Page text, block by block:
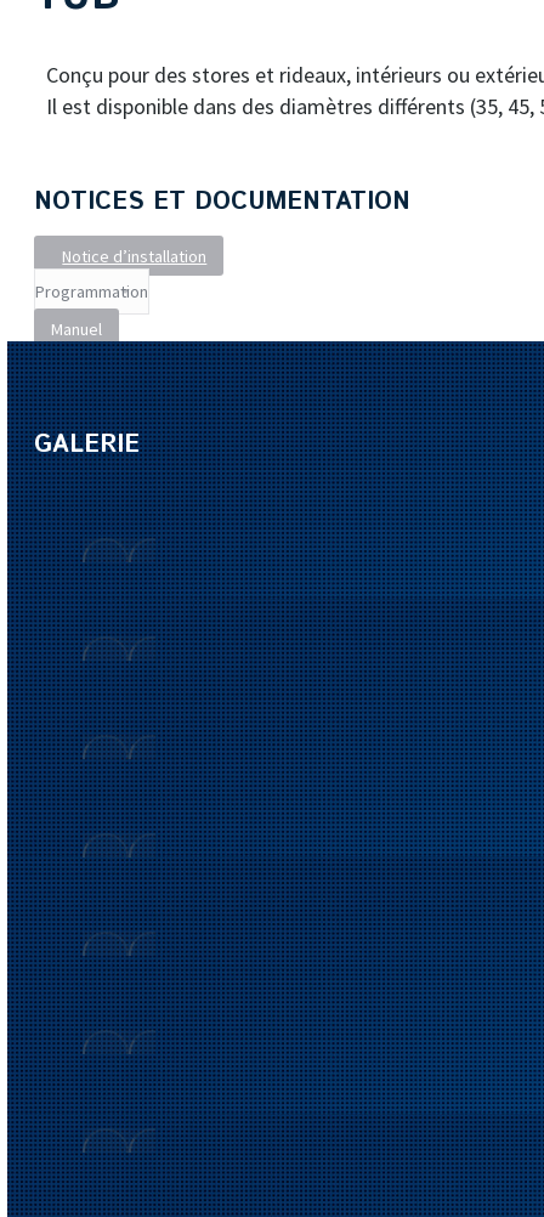
Conçu pour des stores et rideaux, intérieurs ou
Il est disponible dans des diamètres différents (35,
NOTICES ET DOCUMENTATION
Notice d’installation
Manuel
GALERIE